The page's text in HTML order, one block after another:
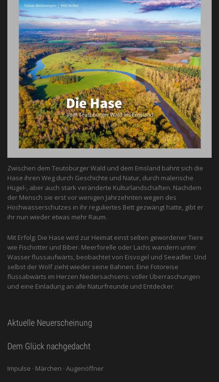
Zwischen dem Teutoburger Wald und dem Emsland bahnt sich die
Hase ihren Weg durch Geschichte und Natur, durch malerische
Hügel-, aber auch stark veränderte Kulturlandschaften. Nachdem
der Mensch sie erst vor wenigen Jahrzehnten wegen des
Hochwasserschutzes in ihr reguliertes Bett gezwängt hatte, gibt er
ihr nun wieder etwas mehr Raum.
Mit Erfolg: Die Hase wird zur Heimat einst selten gewordener Tiere
wie Fischotter und Biber. Meerforelle oder Lachs wandern unter
Wasser flussaufwärts, beobachtet von Eis­vogel und See­adler. Und
selbst der Wolf zieht wieder seine Bahnen. Eine Fotoreise
flussabwärts im Herzen Niedersachsens: voller Überraschungen
und eine Einladung an alle ­Naturfreunde und Entdecker.
Aktuelle Neuerscheinung
Dem Glück nachgedacht
Impulse · Märchen · Augenöffner